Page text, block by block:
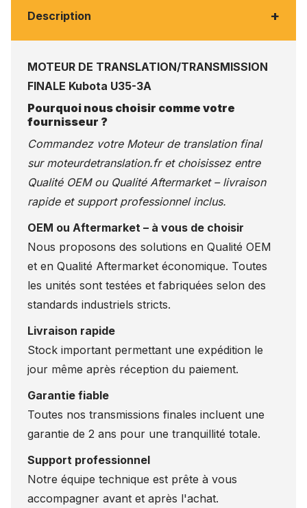
Description +
MOTEUR DE TRANSLATION/TRANSMISSION
FINALE Kubota U35-3A
Pourquoi nous choisir comme votre
fournisseur ?
Commandez votre Moteur de translation final
sur moteurdetranslation.fret choisissez entre
Qualité OEM ou Qualité Aftermarket – livraison
rapide et support professionnel inclus.
OEM ou Aftermarket – à vous de choisir
Nous proposons des solutions en Qualité OEM
et en Qualité Aftermarket économique. Toutes
les unités sont testées et fabriquées selon des
standards industriels stricts.
Livraison rapide
Stock important permettant une expédition le
jour même après réception du paiement.
Garantie fiable
Toutes nos transmissions finales incluent une
garantie de 2 ans pour une tranquillité totale.
Support professionnel
Notre équipe technique est prête à vous
accompagner avant et après l'achat.